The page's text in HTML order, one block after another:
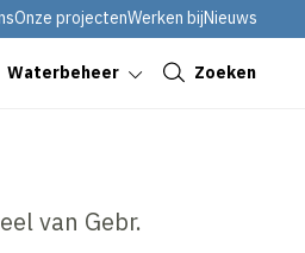
Onze projectenWerken bijNieuws
Waterbeheer Zoeken
van Gebr.
Sluiten